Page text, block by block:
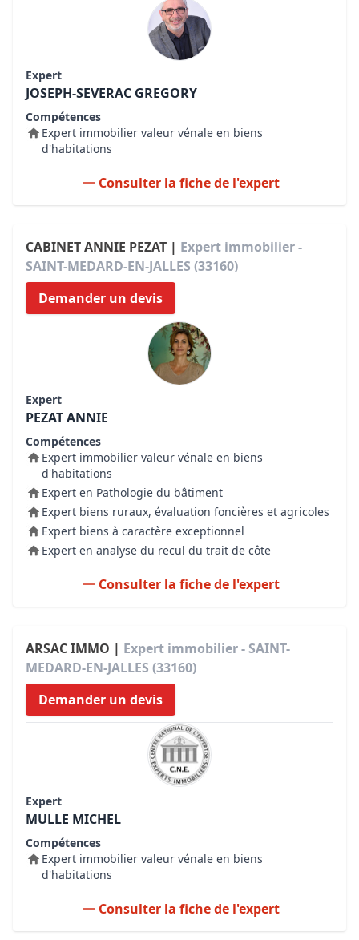
Expert
JOSEPH-SEVERAC GREGORY
Compétences
Expert immobilier valeur vénale en biens
d'habitations
Consulter la fiche de l'expert
CABINET ANNIE PEZAT | Expert immobilier -
SAINT-MEDARD-EN-JALLES (33160)
Demander un devis
Expert
PEZAT ANNIE
Compétences
Expert immobilier valeur vénale en biens
d'habitations
Expert en Pathologie du bâtiment
Expert biens ruraux, évaluation foncières et agricoles
Expert biens à caractère exceptionnel
Expert en analyse du recul du trait de côte
Consulter la fiche de l'expert
ARSAC IMMO | Expert immobilier - SAINT-
MEDARD-EN-JALLES (33160)
Demander un devis
Expert
MULLE MICHEL
Compétences
Expert immobilier valeur vénale en biens
d'habitations
Consulter la fiche de l'expert